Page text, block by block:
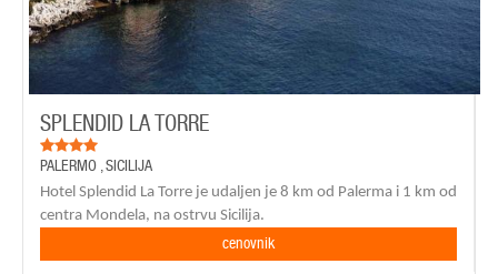
SPLENDID LA TORRE
PALERMO ,SICILIJA
Hotel Splendid La Torre je udaljen je 8 km od Palerma i 1 km od
centra Mondela, na ostrvu Sicilija.
cenovnik